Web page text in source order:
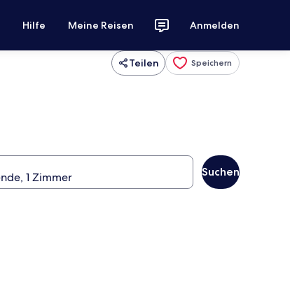
Hilfe Meine Reisen Anmelden
Teilen Speichern
Suchen